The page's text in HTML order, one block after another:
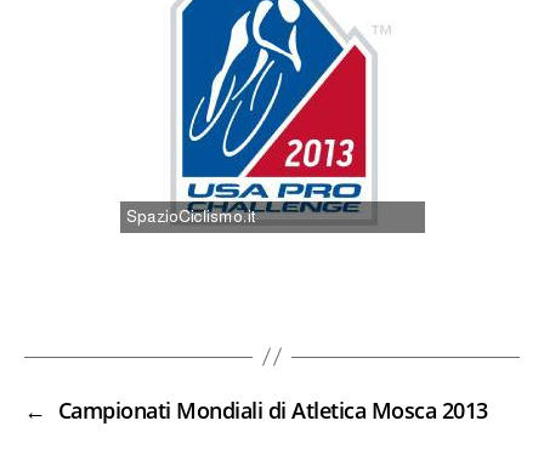
← Campionati Mondiali di Atletica Mosca 2013